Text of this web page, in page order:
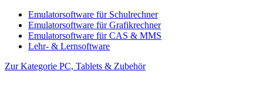
Emulatorsoftware für Schulrechner
Emulatorsoftware für Grafikrechner
Emulatorsoftware für CAS & MMS
Lehr- & Lernsoftware
Zur Kategorie PC, Tablets & Zubehör